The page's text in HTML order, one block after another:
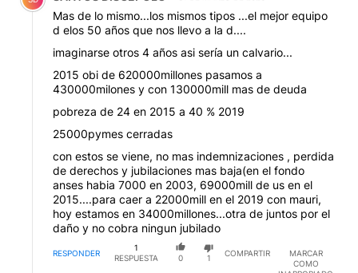
Mas de lo mismo...los mismos tipos ...el mejor equipo
d elos 50 años que nos llevo a la d....
imaginarse otros 4 años asi sería un calvario...
2015 obi de 620000millones pasamos a
430000milones y con 130000mill mas de deuda
pobreza de 24 en 2015 a 40 % 2019
25000pymes cerradas
con estos se viene, no mas indemnizaciones , perdida
de derechos y jubilaciones mas baja(en el fondo
anses habia 7000 en 2003, 69000mill de us en el
2015....para caer a 22000mill en el 2019 con mauri,
hoy estamos en 34000millones...otra de juntos por el
daño y no cobra ningun jubilado
RESPONDER
1
RESPUESTA
0 1
COMPARTIR
MARCAR
COMO